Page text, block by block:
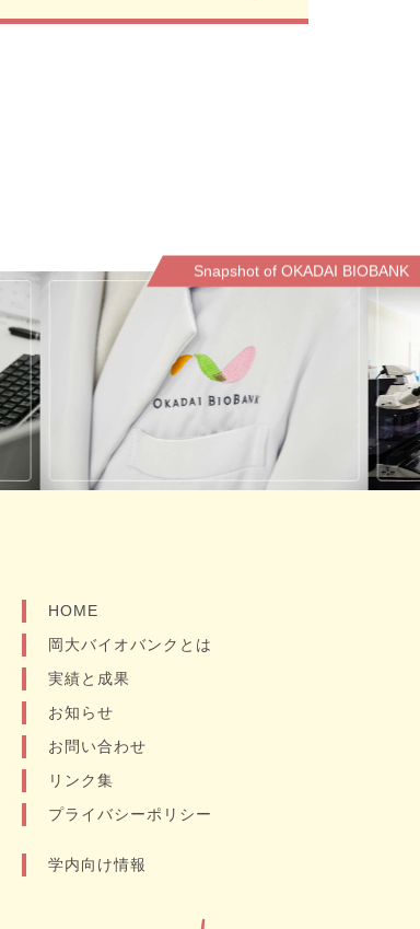
Snapshot of OKADAI BIOBANK
HOME
岡大バイオバンクとは
実績と成果
お知らせ
お問い合わせ
リンク集
プライバシーポリシー
学内向け情報